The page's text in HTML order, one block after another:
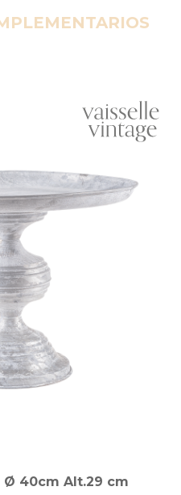
Ø 40cm Alt.29 cm